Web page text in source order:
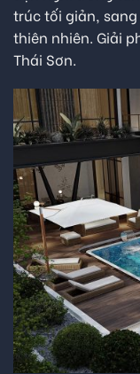
trúc tối giản,
thiên nhiên. Giải
Thái Sơn.